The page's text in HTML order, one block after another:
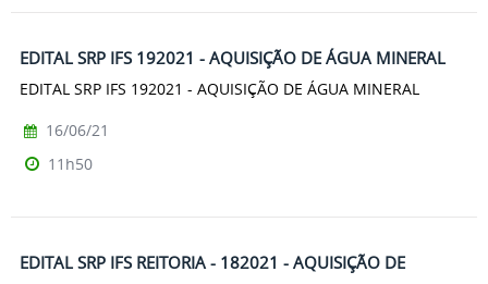
EDITAL SRP IFS 192021 - AQUISIÇÃO DE ÁGUA MINERAL
EDITAL SRP IFS 192021 - AQUISIÇÃO DE ÁGUA MINERAL
16/06/21
11h50
EDITAL SRP IFS REITORIA - 182021 - AQUISIÇÃO DE